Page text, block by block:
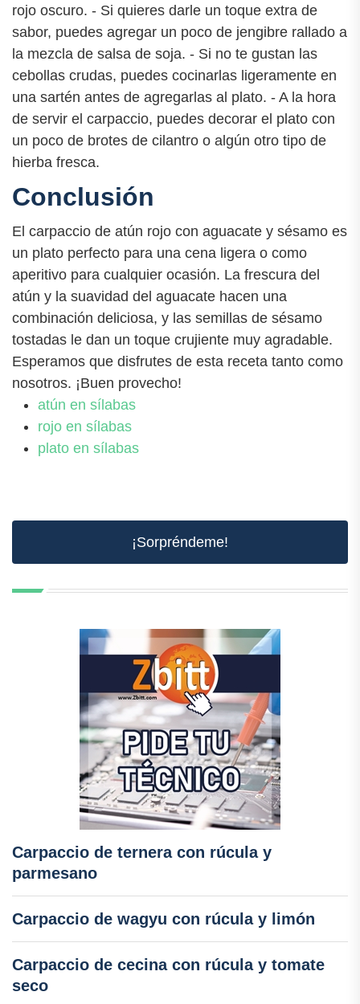
rojo oscuro. - Si quieres darle un toque extra de
sabor, puedes agregar un poco de jengibre rallado a
la mezcla de salsa de soja. - Si no te gustan las
cebollas crudas, puedes cocinarlas ligeramente en
una sartén antes de agregarlas al plato. - A la hora
de servir el carpaccio, puedes decorar el plato con
un poco de brotes de cilantro o algún otro tipo de
hierba fresca.
Conclusión
El carpaccio de atún rojo con aguacate y sésamo es
un plato perfecto para una cena ligera o como
aperitivo para cualquier ocasión. La frescura del
atún y la suavidad del aguacate hacen una
combinación deliciosa, y las semillas de sésamo
tostadas le dan un toque crujiente muy agradable.
Esperamos que disfrutes de esta receta tanto como
nosotros. ¡Buen provecho!
atún en sílabas
rojo en sílabas
plato en sílabas
¡Sorpréndeme!
Carpaccio de ternera con rúcula y
parmesano
Carpaccio de wagyu con rúcula y limón
Carpaccio de cecina con rúcula y tomate
seco